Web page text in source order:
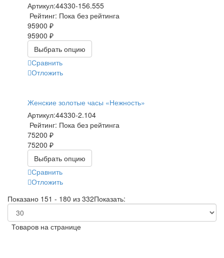
Артикул:44330-156.555
Рейтинг: Пока без рейтинга
95900 ₽
95900 ₽
Выбрать опцию
Сравнить
Отложить
Женские золотые часы «Нежность»
Артикул:44330-2.104
Рейтинг: Пока без рейтинга
75200 ₽
75200 ₽
Выбрать опцию
Сравнить
Отложить
Показано 151 - 180 из 332Показать:
Товаров на странице